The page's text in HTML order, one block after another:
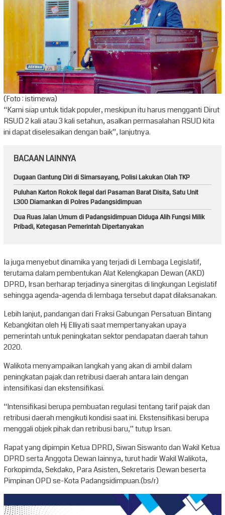
(Foto : istimewa)
“Kami siap untuk tidak populer, meskipun itu harus mengganti Dirut
RSUD 2 kali atau 3 kali setahun, asalkan permasalahan RSUD kita
ini dapat diselesaikan dengan baik”, lanjutnya.
BACAAN LAINNYA
Dugaan Gantung Diri di Simarsayang, Polisi Lakukan Olah TKP
Puluhan Karton Rokok Ilegal dari Pasaman Barat Disita, Satu Unit
L300 Diamankan di Polres Padangsidimpuan
Dua Ruas Jalan Umum di Padangsidimpuan Diduga Alih Fungsi Milik
Pribadi, Ketegasan Pemerintah Dipertanyakan
Ia juga menyebut dinamika yang terjadi di Lembaga Legislatif,
terutama dalam pembentukan Alat Kelengkapan Dewan (AKD)
DPRD, Irsan berharap terjadinya sinergitas di lingkungan Legislatif
sehingga agenda-agenda di lembaga tersebut dapat dilaksanakan.
Lebih lanjut, pandangan dari Fraksi Gabungan Persatuan Bintang
Kebangkitan oleh Hj Elliyati saat mempertanyakan upaya
pemerintah untuk peningkatan sektor pendapatan daerah tahun
2020.
Walikota menyampaikan langkah yang akan di ambil dalam
peningkatan pajak dan retribusi daerah antara lain dengan
intensifikasi dan ekstensifikasi.
“Intensifikasi berupa pembuatan regulasi tentang tarif pajak dan
retribusi daerah mengikuti kondisi saat ini. Ekstensifikasi berupa
menggali objek pihak dan retribusi baru,” tutup Irsan.
Rapat yang dipimpin Ketua DPRD, Siwan Siswanto dan Wakil Ketua
DPRD serta Anggota Dewan lainnya, turut hadir Wakil Walikota,
Forkopimda, Sekdako, Para Asisten, Sekretaris Dewan beserta
Pimpinan OPD se-Kota Padangsidimpuan.(bs/r)